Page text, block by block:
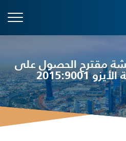
مقترح الحصول على
2015:9001